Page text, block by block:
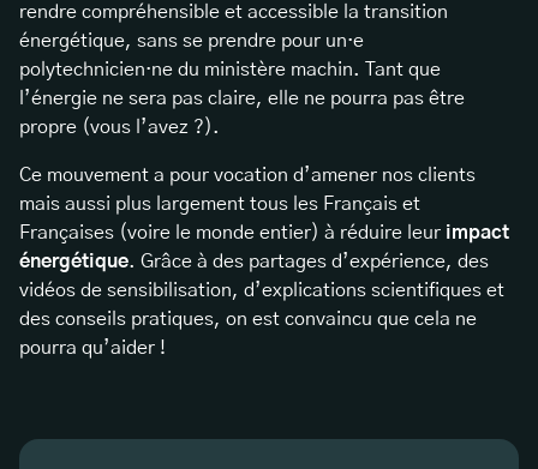
rendre compréhensible et accessible la transition
énergétique, sans se prendre pour un·e
polytechnicien·ne du ministère machin. Tant que
l’énergie ne sera pas claire, elle ne pourra pas être
propre (vous l’avez ?).
Ce mouvement a pour vocation d’amener nos clients
mais aussi plus largement tous les Français et
Françaises (voire le monde entier) à réduire leur impact
énergétique. Grâce à des partages d’expérience, des
vidéos de sensibilisation, d’explications scientifiques et
des conseils pratiques, on est convaincu que cela ne
pourra qu’aider !